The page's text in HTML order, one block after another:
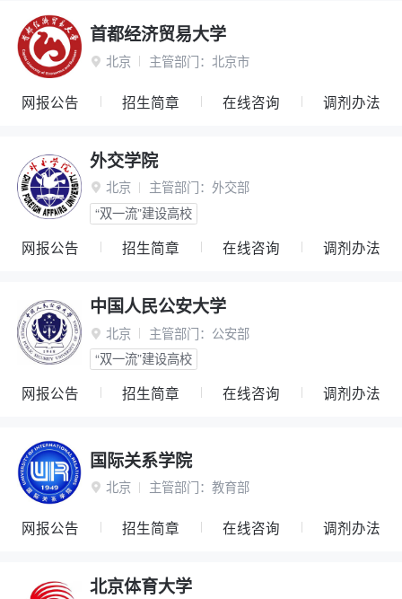
首都经济贸易大学
 北京 主管部门： 北京市
网报公告 招生简章 在线咨询 调剂办法
外交学院
 北京 主管部门： 外交部
“双一流”建设高校
网报公告 招生简章 在线咨询 调剂办法
中国人民公安大学
 北京 主管部门： 公安部
“双一流”建设高校
网报公告 招生简章 在线咨询 调剂办法
国际关系学院
 北京 主管部门： 教育部
网报公告 招生简章 在线咨询 调剂办法
北京体育大学